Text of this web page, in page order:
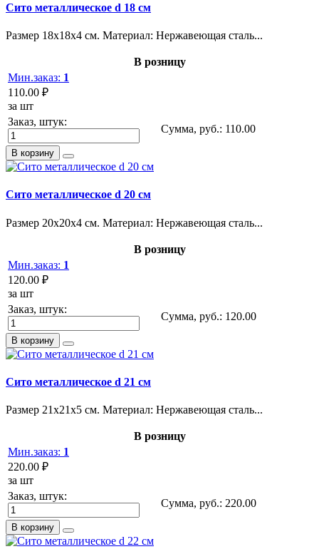
Сито металлическое d 18 см
Размер 18х18х4 см. Материал: Нержавеющая сталь...
В розницу
Мин.заказ: 1
110.00 ₽
за шт
Заказ, штук:
Сумма, руб.: 110.00
В корзину
Сито металлическое d 20 см
Размер 20х20х4 см. Материал: Нержавеющая сталь...
В розницу
Мин.заказ: 1
120.00 ₽
за шт
Заказ, штук:
Сумма, руб.: 120.00
В корзину
Сито металлическое d 21 см
Размер 21х21х5 см. Материал: Нержавеющая сталь...
В розницу
Мин.заказ: 1
220.00 ₽
за шт
Заказ, штук:
Сумма, руб.: 220.00
В корзину